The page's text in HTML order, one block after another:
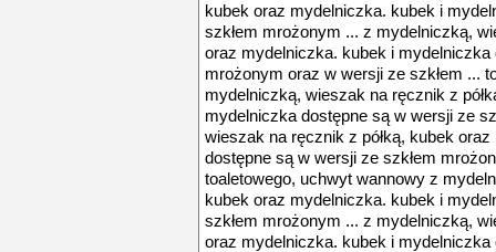
kubek oraz mydelniczka. kubek i
szkłem mrożonym ... z mydelniczką,
oraz mydelniczka. kubek i mydelniczka
mrożonym oraz w wersji ze szkłem ...
mydelniczką, wieszak na ręcznik z
mydelniczka dostępne są w wersji ze
wieszak na ręcznik z półką, kubek
dostępne są w wersji ze szkłem
toaletowego, uchwyt wannowy z
kubek oraz mydelniczka. kubek i
szkłem mrożonym ... z mydelniczką,
oraz mydelniczka. kubek i mydelniczka